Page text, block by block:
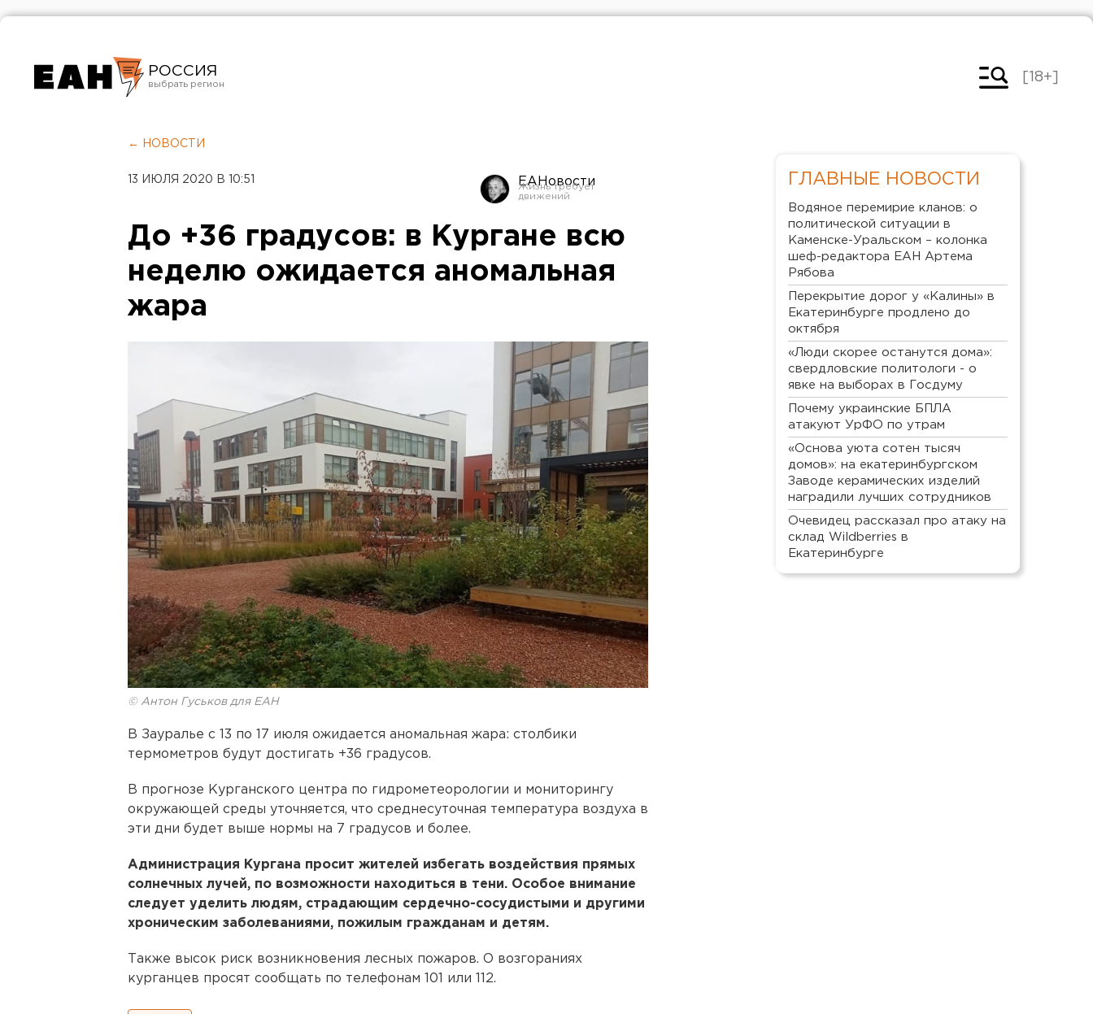
РОССИЯ
Челябинск
[18+]
← НОВОСТИ
13 ИЮЛЯ 2020 В 10:51 ЕАНовости
До +36 градусов: в Кургане всю
неделю ожидается аномальная
жара
© Антон Гуськов для ЕАН
В Зауралье с 13 по 17 июля ожидается аномальная жара: столбики
термометров будут достигать +36 градусов.
В прогнозе Курганского центра по гидрометеорологии и мониторингу
окружающей среды уточняется, что среднесуточная температура воздуха в
эти дни будет выше нормы на 7 градусов и более.
Администрация Кургана просит жителей избегать воздействия прямых
солнечных лучей, по возможности находиться в тени. Особое внимание
следует уделить людям, страдающим сердечно-сосудистыми и другими
хроническим заболеваниями, пожилым гражданам и детям.
Также высок риск возникновения лесных пожаров. О возгораниях
курганцев просят сообщать по телефонам 101 или 112.
ГЛАВНЫЕ НОВОСТИ
Водяное перемирие кланов: о
политической ситуации в
Каменске-Уральском – колонка
шеф-редактора ЕАН Артема
Рябова
Перекрытие дорог у «Калины» в
Екатеринбурге продлено до
октября
«Люди скорее останутся дома»:
свердловские политологи - о
явке на выборах в Госдуму
Почему украинские БПЛА
атакуют УрФО по утрам
«Основа уюта сотен тысяч
домов»: на екатеринбургском
Заводе керамических изделий
наградили лучших сотрудников
Очевидец рассказал про атаку на
склад Wildberries в
Екатеринбурге